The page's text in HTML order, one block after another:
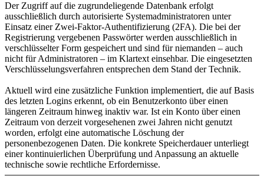
Der Zugriff auf die zugrundeliegende Datenbank erfolgt
ausschließlich durch autorisierte Systemadministratoren unter
Einsatz einer Zwei-Faktor-Authentifizierung (2FA). Die bei der
Registrierung vergebenen Passwörter werden ausschließlich in
verschlüsselter Form gespeichert und sind für niemanden – auch
nicht für Administratoren – im Klartext einsehbar. Die eingesetzten
Verschlüsselungsverfahren entsprechen dem Stand der Technik.
Aktuell wird eine zusätzliche Funktion implementiert, die auf Basis
des letzten Logins erkennt, ob ein Benutzerkonto über einen
längeren Zeitraum hinweg inaktiv war. Ist ein Konto über einen
Zeitraum von derzeit vorgesehenen zwei Jahren nicht genutzt
worden, erfolgt eine automatische Löschung der
personenbezogenen Daten. Die konkrete Speicherdauer unterliegt
einer kontinuierlichen Überprüfung und Anpassung an aktuelle
technische sowie rechtliche Erfordernisse.